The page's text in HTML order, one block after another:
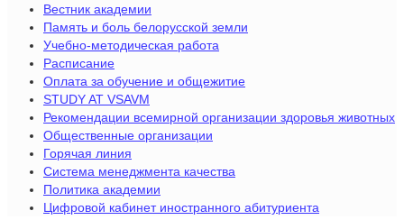
Вестник академии
Память и боль белорусской земли
Учебно-методическая работа
Расписание
Оплата за обучение и общежитие
STUDY AT VSAVM
Рекомендации всемирной организации здоровья животных
Общественные организации
Горячая линия
Система менеджмента качества
Политика академии
Цифровой кабинет иностранного абитуриента